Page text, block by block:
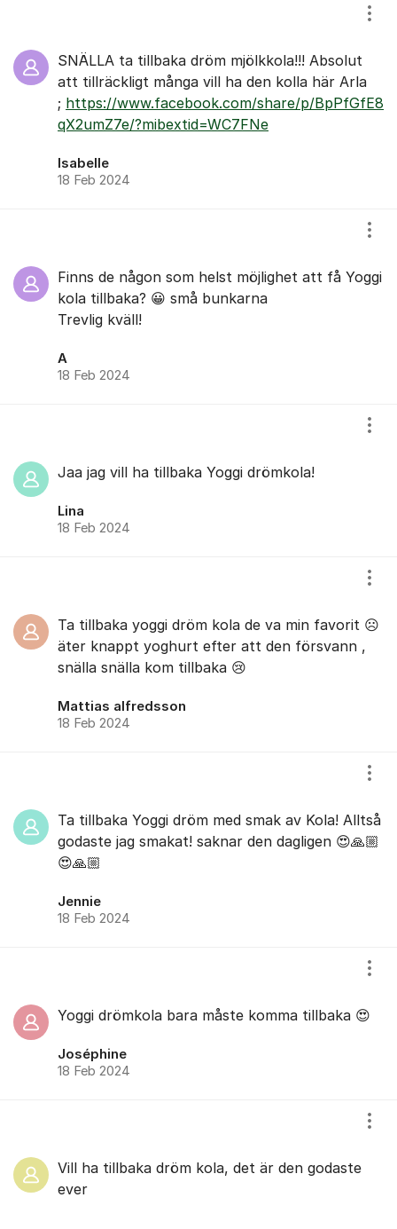
SNÄLLA ta tillbaka dröm mjölkkola!!! Absolut
att tillräckligt många vill ha den kolla här Arla
; https://www.facebook.com/share/p/BpPfGfE8
qX2umZ7e/?mibextid=WC7FNe
Isabelle
18 Feb 2024
Finns de någon som helst möjlighet att få Yoggi
kola tillbaka? 😀 små bunkarna
Trevlig kväll!
A
18 Feb 2024
Jaa jag vill ha tillbaka Yoggi drömkola!
Lina
18 Feb 2024
Ta tillbaka yoggi dröm kola de va min favorit ☹️
äter knappt yoghurt efter att den försvann ,
snälla snälla kom tillbaka 😢
Mattias alfredsson
18 Feb 2024
Ta tillbaka Yoggi dröm med smak av Kola! Alltså
godaste jag smakat! saknar den dagligen 😍🙏🏼
😍🙏🏼
Jennie
18 Feb 2024
Yoggi drömkola bara måste komma tillbaka 😍
Joséphine
18 Feb 2024
Vill ha tillbaka dröm kola, det är den godaste
ever